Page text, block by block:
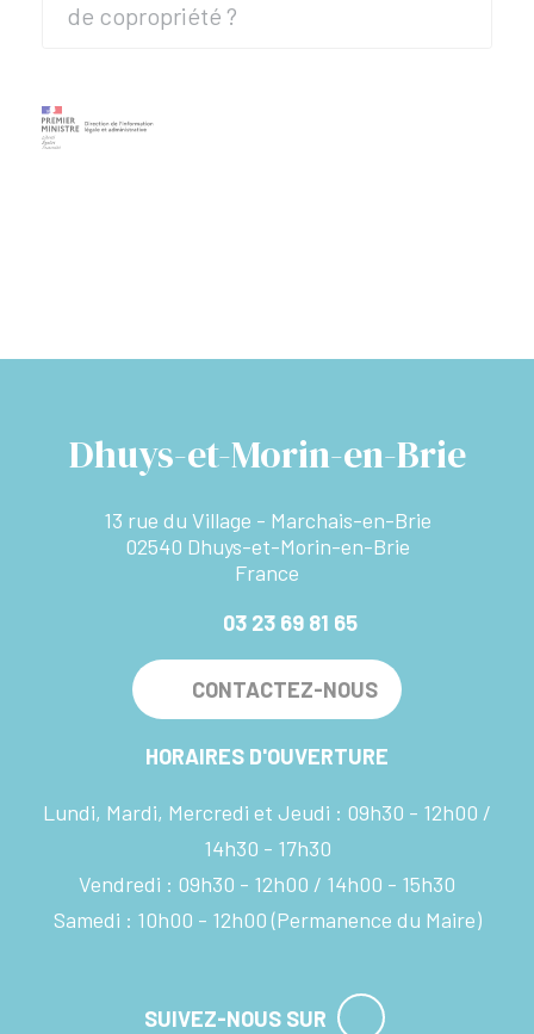
de copropriété ?
Dhuys-et-Morin-en-Brie
13 rue du Village - Marchais-en-Brie
02540 Dhuys-et-Morin-en-Brie
France
03 23 69 81 65
CONTACTEZ-NOUS
HORAIRES D'OUVERTURE
Lundi, Mardi, Mercredi et Jeudi : 09h30 - 12h00
14h30 - 17h30
Vendredi : 09h30 - 12h00
14h00 - 15h30
Samedi : 10h00 - 12h00 (Permanence du Maire)
SUIVEZ-NOUS SUR